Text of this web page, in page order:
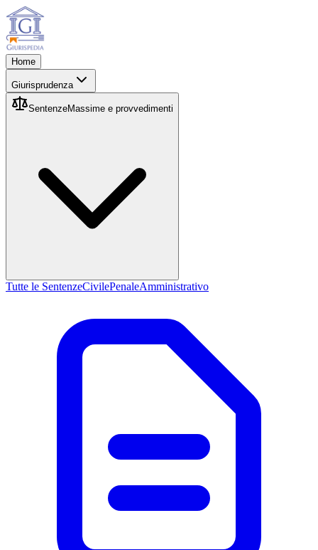
Home
Giurisprudenza
SentenzeMassime e provvedimenti
Tutte le SentenzeCivilePenaleAmministrativo